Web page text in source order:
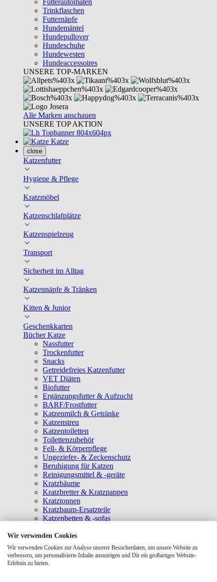
Futterautomaten
Trinkflaschen
Futternäpfe
Hundemäntel
Hundepullover
Hundeschuhe
Hundewesten
Hundeaccessoires
UNSERE TOP-MARKEN
Alle Marken anschauen
UNSERE TOP AKTION
Katze
close
Katzenfutter
Hygiene & Pflege
Kratzmöbel
Katzenschlafplätze
Katzenspielzeug
Transport
Sicherheit im Alltag
Katzennäpfe & Tränken
Kitten & Junior
Geschenkkarten
Bücher Katze
Nassfutter
Trockenfutter
Snacks
Getreidefreies Katzenfutter
VET Diäten
Biofutter
Ergänzungsfutter & Aufzucht
BARF/Frostfutter
Katzenmilch & Getränke
Katzenstreu
Katzentoiletten
Toilettenzubehör
Fell- & Körperpflege
Ungeziefer- & Zeckenschutz
Beruhigung für Katzen
Reinigungsmittel & -geräte
Kratzbäume
Kratzbretter & Kratzpappen
Kratztonnen
Kratzbaum-Ersatzteile
Katzenbetten & -sofas
Katzenhäuser
Hängematten & Fensterliegeplätze
Katzendecken & -matten
Baldrian- & Catnipspielzeug
Wir verwenden Cookies
Wir verwenden Cookies zur Analyse unserer Besucherdaten, um unsere Website zu
verbessern, um personalisierte Inhalte anzuzeigen und Dir ein großartiges Website-
Erlebnis zu bieten.